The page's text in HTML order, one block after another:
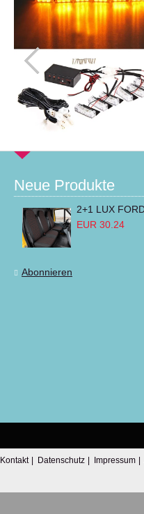
Neue Produkte
EUR 30.24
Abonnieren
Kontakt | Datenschutz | Impressum |